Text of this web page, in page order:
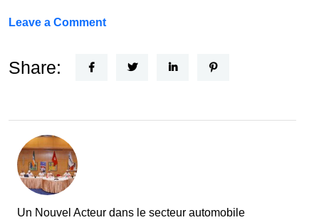
Leave a Commenton
Horizon
la
France
Share:
Un Nouvel Acteur dans le secteur automobile